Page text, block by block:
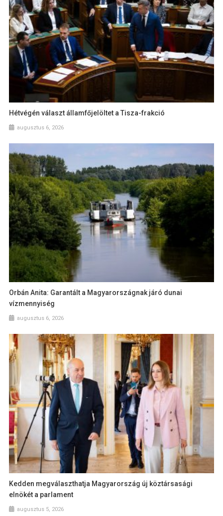
Hétvégén választ államfőjelöltet a Tisza-frakció
augusztus 6, 2026
Orbán Anita: Garantált a Magyarországnak járó dunai
vízmennyiség
augusztus 6, 2026
Kedden megválaszthatja Magyarország új köztársasági
elnökét a parlament
augusztus 5, 2026